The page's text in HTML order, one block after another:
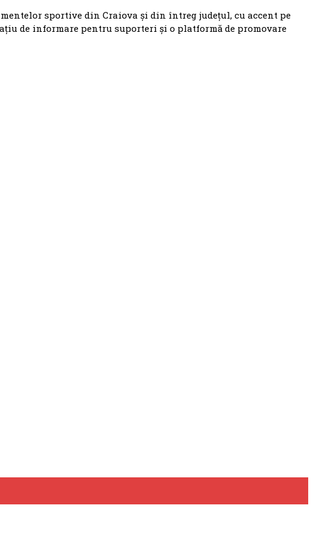
sportive din Craiova și din întreg județul, cu accent pe
de informare pentru suporteri și o platformă de promovare